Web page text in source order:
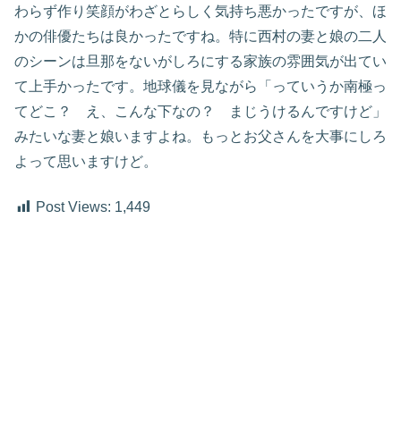
わらず作り笑顔がわざとらしく気持ち悪かったですが、ほ
かの俳優たちは良かったですね。特に西村の妻と娘の二人
のシーンは旦那をないがしろにする家族の雰囲気が出てい
て上手かったです。地球儀を見ながら「っていうか南極っ
てどこ？ え、こんな下なの？ まじうけるんですけど」
みたいな妻と娘いますよね。もっとお父さんを大事にしろ
よって思いますけど。
Post Views: 1,449